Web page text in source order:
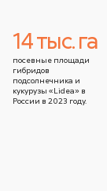
14 тыс. га
посевные площади
гибридов
подсолнечника и
кукурузы «Lidea» в
России в 2023 году.